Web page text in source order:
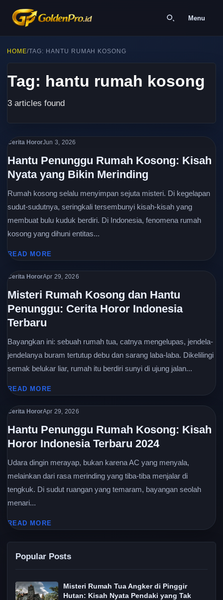
Menu
HOME/TAG: HANTU RUMAH KOSONG
Tag: hantu rumah kosong
3 articles found
Cerita HororJun 3, 2026
Hantu Penunggu Rumah Kosong: Kisah
Nyata yang Bikin Merinding
Rumah kosong selalu menyimpan sejuta misteri. Di kegelapan
sudut-sudutnya, seringkali tersembunyi kisah-kisah yang
membuat bulu kuduk berdiri. Di Indonesia, fenomena rumah
kosong yang dihuni entitas...
READ MORE
Cerita HororApr 29, 2026
Misteri Rumah Kosong dan Hantu
Penunggu: Cerita Horor Indonesia
Terbaru
Bayangkan ini: sebuah rumah tua, catnya mengelupas, jendela-
jendelanya buram tertutup debu dan sarang laba-laba. Dikelilingi
semak belukar liar, rumah itu berdiri sunyi di ujung jalan...
READ MORE
Cerita HororApr 29, 2026
Hantu Penunggu Rumah Kosong: Kisah
Horor Indonesia Terbaru 2024
Udara dingin merayap, bukan karena AC yang menyala,
melainkan dari rasa merinding yang tiba-tiba menjalar di
tengkuk. Di sudut ruangan yang temaram, bayangan seolah
menari...
READ MORE
Popular Posts
Misteri Rumah Tua Angker di Pinggir
Hutan: Kisah Nyata Pendaki yang Tak